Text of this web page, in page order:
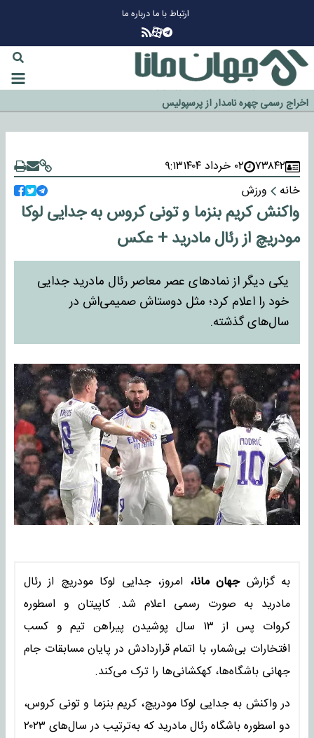
ارتباط با مادرباره ما
چرا طلا دوباره افزایشی شد؟
اخراج رسمی چهره نامدار از پرسپولیس
سازمان اطلاعات سپاه: پروژه دولت ترامپ برای مهار چین، روسیه و اروپا شکست
خورد
۷۳۸۴۲ ۰۲ خرداد ۱۴۰۴
۹:۱۳
خانه
ورزش
واکنش کریم بنزما و تونی کروس به جدایی لوکا
مودریچ از رئال مادرید + عکس
یکی دیگر از نماد‌های عصر معاصر رئال مادرید جدایی
خود را اعلام کرد؛ مثل دوستاش صمیمی‌اش در
سال‌های گذشته.
به گزارش جهان مانا، امروز، جدایی لوکا مودریچ از رئال
مادرید به صورت رسمی اعلام شد. کاپیتان و اسطوره
کروات پس از ۱۳ سال پوشیدن پیراهن تیم و کسب
افتخارات بی‌شمار، با اتمام قراردادش در پایان مسابقات جام‌
جهانی باشگاه‌ها، کهکشانی‌ها را ترک می‌کند.
در واکنش به جدایی لوکا مودریچ، کریم بنزما و تونی کروس،
دو اسطوره باشگاه رئال مادرید که به‌ترتیب در سال‌های ۲۰۲۳